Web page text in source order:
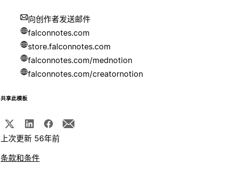
向创作者发送邮件
falconnotes.com
store.falconnotes.com
falconnotes.com/mednotion
falconnotes.com/creatornotion
共享此模板
上次更新 56年前
条款和条件